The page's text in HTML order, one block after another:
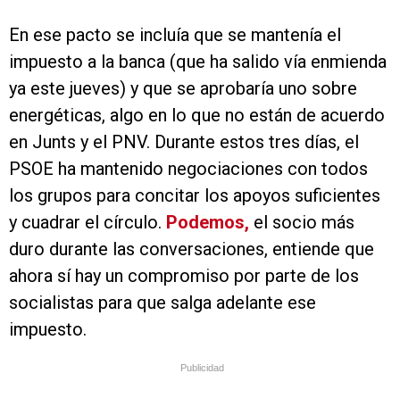
En ese pacto se incluía que se mantenía el
impuesto a la banca (que ha salido vía enmienda
ya este jueves) y que se aprobaría uno sobre
energéticas, algo en lo que no están de acuerdo
en Junts y el PNV. Durante estos tres días, el
PSOE ha mantenido negociaciones con todos
los grupos para concitar los apoyos suficientes
y cuadrar el círculo. Podemos, el socio más
duro durante las conversaciones, entiende que
ahora sí hay un compromiso por parte de los
socialistas para que salga adelante ese
impuesto.
Publicidad